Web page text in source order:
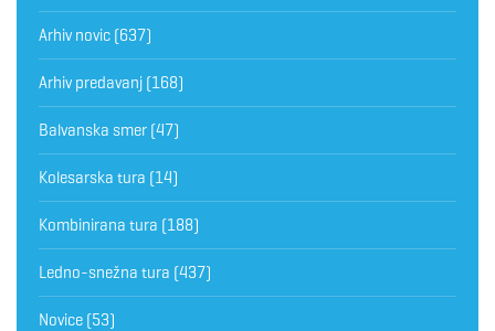
Arhiv novic (637)
Arhiv predavanj (168)
Balvanska smer (47)
Kolesarska tura (14)
Kombinirana tura (188)
Ledno-snežna tura (437)
Novice (53)